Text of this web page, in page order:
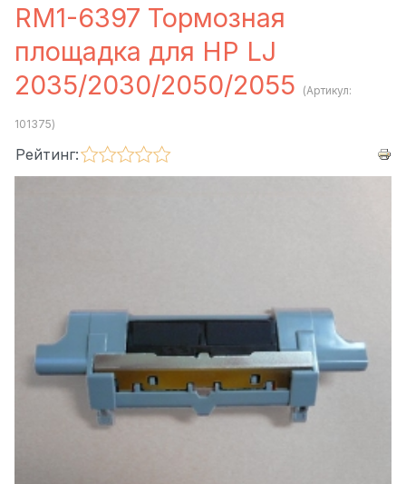
RM1-6397 Тормозная
площадка для HP LJ
2035/2030/2050/2055
(Артикул:
101375)
Рейтинг: